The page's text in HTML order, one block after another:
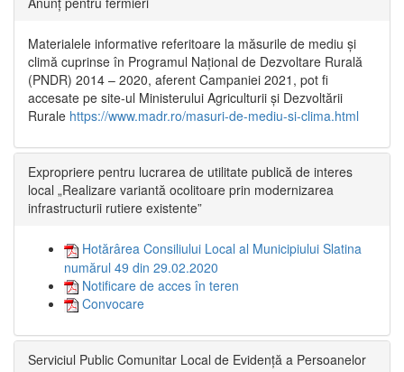
Materialele informative referitoare la măsurile de mediu și
climă cuprinse în Programul Național de Dezvoltare Rurală
(PNDR) 2014 – 2020, aferent Campaniei 2021, pot fi
accesate pe site-ul Ministerului Agriculturii și Dezvoltării
Rurale https://www.madr.ro/masuri-de-mediu-si-clima.html
Expropriere pentru lucrarea de utilitate publică de interes
local „Realizare variantă ocolitoare prin modernizarea
infrastructurii rutiere existente”
Hotărârea Consiliului Local al Municipiului Slatina
numărul 49 din 29.02.2020
Notificare de acces în teren
Convocare
Serviciul Public Comunitar Local de Evidență a Persoanelor